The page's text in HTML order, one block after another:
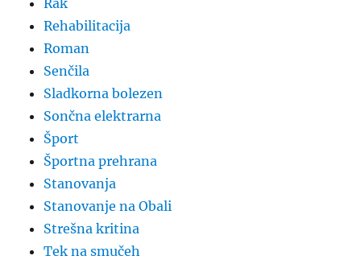
Rehabilitacija
Roman
Senčila
Sladkorna bolezen
Sončna elektrarna
Šport
Športna prehrana
Stanovanja
Stanovanje na Obali
Strešna kritina
Tek na smučeh